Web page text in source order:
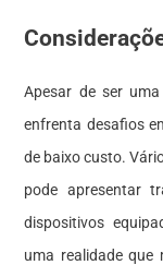
Apesar de ser
enfrenta desafios
de baixo custo.
pode apresentar
dispositivos
uma realidade que